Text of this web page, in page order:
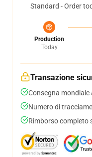
Standard - Order
Production
Today
Transazione
Consegna mondiale
Numero di
Rimborso completo